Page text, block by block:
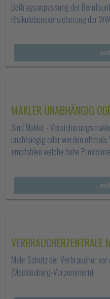
Beitragsanpassung der
Risikolebensversicherung der
MAKLER UNABHÄNGIG
Sind Makler -
unabhängig oder werden
empfohlen welche hohe
VERBRAUCHERZENTRALE
Mehr Schutz der Verbraucher
(Mecklenburg-Vorpommern)